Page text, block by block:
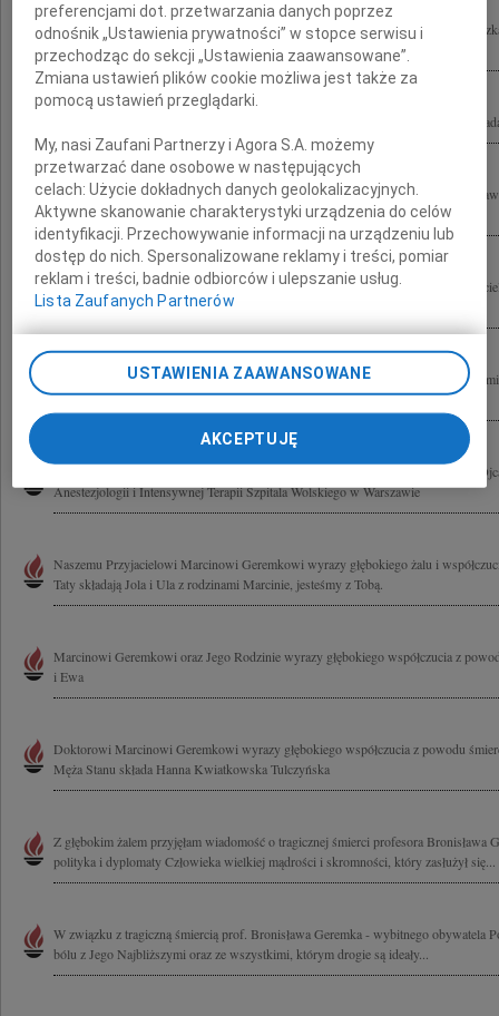
Bliskim Bronisława Geremka składamy wyrazy najgłębszego współczucia
Beylinowie
Marcinowi Geremkowi wyrazy głębokiego żalu i współczucia po śmierci Ojca
Z głębokim żalem i smutkiem przyjęliśmy wiadomość o tragicznej śmierci
wiernego Przyjaciela, wybitnego Polaka i Uczonego. Bliskim składamy wyrazy...
Łączymy się w smutku z Bliskimi Bronisława Geremka naszego wielkiego
Jacques Le Goff z Barbarą i Thomasem
Marcinowi i Jego Rodzinie wyrazy głębokiego współczucia z powodu tragicznej
Geremka składa Paweł Zaborowski
Panu Doktorowi Marcinowi Geremkowi wyrazy współczucia z powodu śmierci
Anestezjologii i Intensywnej Terapii Szpitala Wolskiego w Warszawie
Naszemu Przyjacielowi Marcinowi Geremkowi wyrazy głębokiego żalu i
Taty składają Jola i Ula z rodzinami Marcinie, jesteśmy z Tobą.
Marcinowi Geremkowi oraz Jego Rodzinie wyrazy głębokiego współczucia z
i Ewa
Doktorowi Marcinowi Geremkowi wyrazy głębokiego współczucia z powodu
Męża Stanu składa Hanna Kwiatkowska Tulczyńska
Z głębokim żalem przyjęłam wiadomość o tragicznej śmierci profesora Bronisława
polityka i dyplomaty Człowieka wielkiej mądrości i skromności, który zasłużył się...
W związku z tragiczną śmiercią prof. Bronisława Geremka - wybitnego obywatela
bólu z Jego Najbliższymi oraz ze wszystkimi, którym drogie są ideały...
preferencjami dot. przetwarzania danych poprzez
odnośnik „Ustawienia prywatności” w stopce serwisu i
przechodząc do sekcji „Ustawienia zaawansowane”.
Zmiana ustawień plików cookie możliwa jest także za
pomocą ustawień przeglądarki.
My, nasi Zaufani Partnerzy i Agora S.A. możemy
przetwarzać dane osobowe w następujących
celach:Użycie dokładnych danych geolokalizacyjnych.
Aktywne skanowanie charakterystyki urządzenia do celów
identyfikacji. Przechowywanie informacji na urządzeniu lub
dostęp do nich. Spersonalizowane reklamy i treści, pomiar
reklam i treści, badnie odbiorców i ulepszanie usług.
Lista Zaufanych Partnerów
USTAWIENIA ZAAWANSOWANE
AKCEPTUJĘ